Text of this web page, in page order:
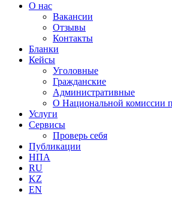
О нас
Вакансии
Отзывы
Контакты
Бланки
Кейсы
Уголовные
Гражданские
Административные
О Национальной комиссии
Услуги
Сервисы
Проверь себя
Публикации
НПА
RU
KZ
EN